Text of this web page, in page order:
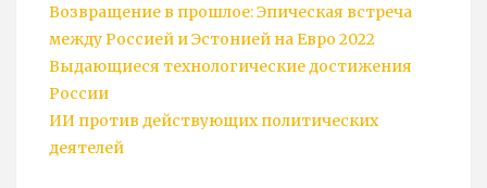
Возвращение в прошлое: Эпическая встреча
между Россией и Эстонией на Евро 2022
Выдающиеся технологические достижения
России
ИИ против действующих политических
деятелей